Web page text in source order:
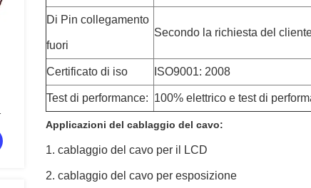
Di Pin collegamento
fuori
Secondo la richiesta del
Certificato di iso ISO9001: 2008
Test di performance: 100% elettrico e test di
Applicazioni del cablaggio del cavo:
1. cablaggio del cavo per il LCD
2. cablaggio del cavo per esposizione